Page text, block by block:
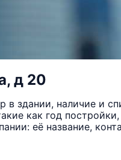
д 20
здании, наличие и
как год
её название,